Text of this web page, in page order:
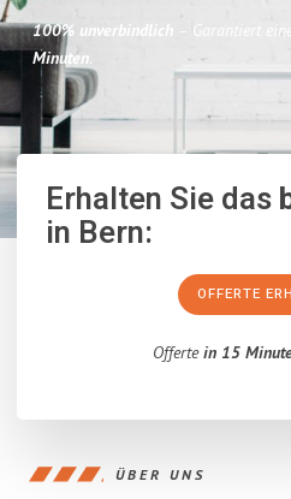
100% unverbindlich – Garantiert
Minuten.
Erhalten Sie das
in Bern:
OFFERTE
Offertein 15
ÜBER UNS